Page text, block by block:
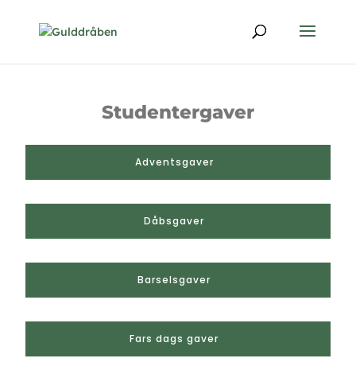
Studentergaver
Adventsgaver
Dåbsgaver
Barselsgaver
Fars dags gaver